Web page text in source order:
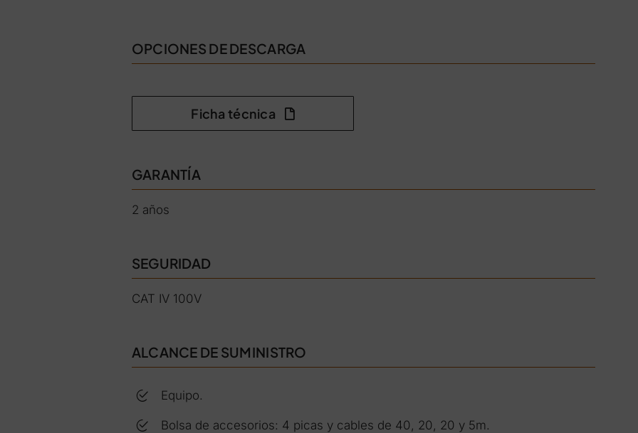
OPCIONES DE DESCARGA
Ficha técnica
GARANTÍA
2 años
SEGURIDAD
CAT IV 100V
ALCANCE DE SUMINISTRO
Equipo.
Bolsa de accesorios: 4 picas y cables de 40, 20, 20 y 5m.